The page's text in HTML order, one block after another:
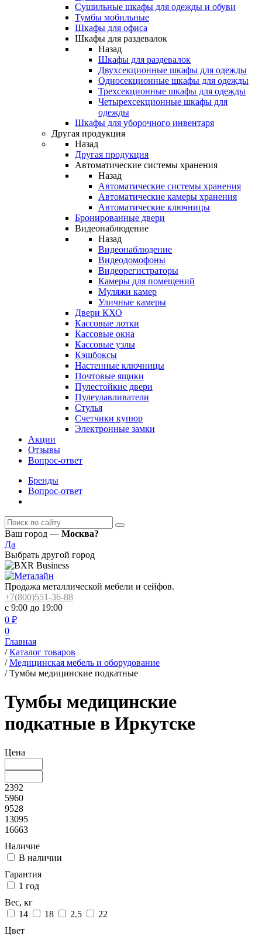
Сушильные шкафы для одежды и обуви
Тумбы мобильные
Шкафы для офиса
Шкафы для раздевалок
Назад
Шкафы для раздевалок
Двухсекционные шкафы для одежды
Односекционные шкафы для одежды
Трехсекционные шкафы для одежды
Четырехсекционные шкафы для
одежды
Шкафы для уборочного инвентаря
Другая продукция
Назад
Другая продукция
Автоматические системы хранения
Назад
Автоматические системы хранения
Автоматические камеры хранения
Автоматические ключницы
Бронированные двери
Видеонаблюдение
Назад
Видеонаблюдение
Видеодомофоны
Видеорегистраторы
Камеры для помещений
Муляжи камер
Уличные камеры
Двери КХО
Кассовые лотки
Кассовые окна
Кассовые узлы
Кэшбоксы
Настенные ключницы
Почтовые ящики
Пулестойкие двери
Пулеулавливатели
Стулья
Счетчики купюр
Электронные замки
Акции
Отзывы
Вопрос-ответ
Бренды
Вопрос-ответ
Ваш город — Москва?
Да
Выбрать другой город
Продажа металлической мебели и сейфов.
+7(800)551-36-88
с 9:00 до 19:00
0 ₽
0
Главная
/ Каталог товаров
/ Медицинская мебель и оборудование
/ Тумбы медицинские подкатные
Тумбы медицинские
подкатные в Иркутске
Цена
2392
5960
9528
13095
16663
Наличие
В наличии
Гарантия
1 год
Вес, кг
14
18 2.5
22
Цвет